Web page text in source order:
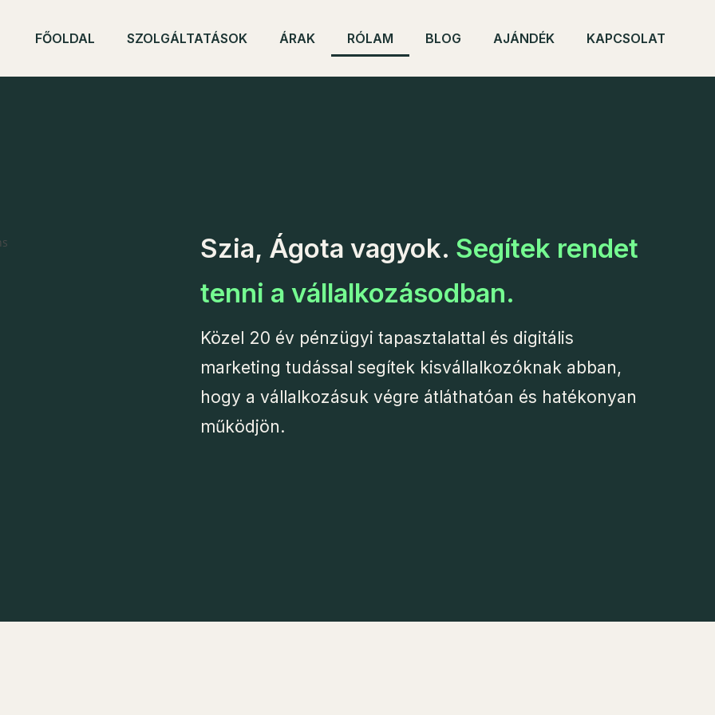
FŐOLDAL SZOLGÁLTATÁSOK ÁRAK RÓLAM BLOG AJÁNDÉK KAPCSOLAT
Szia, Ágota vagyok. Segítek rendet
tenni a vállalkozásodban.
Közel 20 év pénzügyi tapasztalattal és digitális
marketing tudással segítek kisvállalkozóknak abban,
hogy a vállalkozásuk végre átláthatóan és hatékonyan
működjön.